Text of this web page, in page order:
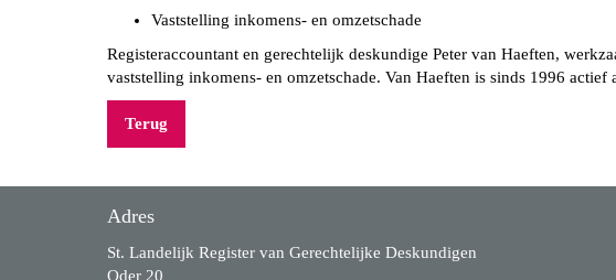
Vaststelling inkomens- en omzetschade
Registeraccountant en gerechtelijk deskundige Peter van Haeften,
vaststelling inkomens- en omzetschade. Van Haeften is sinds 1996 actief
Terug
Adres
St. Landelijk Register van Gerechtelijke Deskundigen
Oder 20